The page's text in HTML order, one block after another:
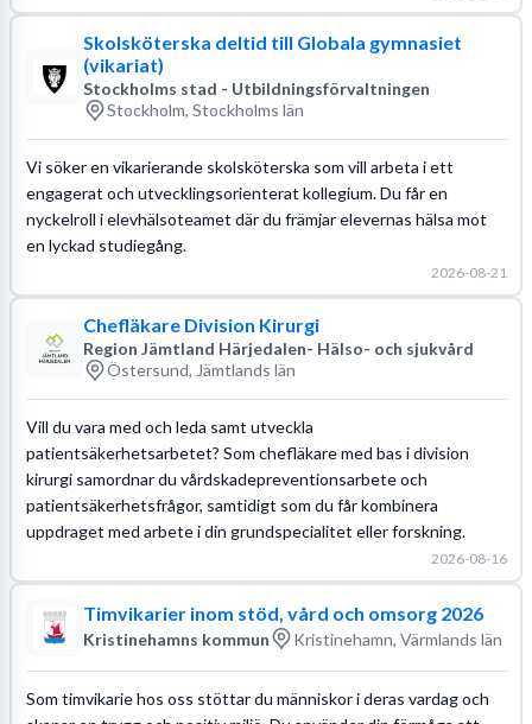
Skolsköterska deltid till Globala gymnasiet
(vikariat)
Stockholms stad - Utbildningsförvaltningen
Stockholm, Stockholms län
Vi söker en vikarierande skolsköterska som vill arbeta i ett
engagerat och utvecklingsorienterat kollegium. Du får en
nyckelroll i elevhälsoteamet där du främjar elevernas hälsa mot
en lyckad studiegång.
2026-08-21
Chefläkare Division Kirurgi
Region Jämtland Härjedalen- Hälso- och sjukvård
Östersund, Jämtlands län
Vill du vara med och leda samt utveckla
patientsäkerhetsarbetet? Som chefläkare med bas i division
kirurgi samordnar du vårdskadepreventionsarbete och
patientsäkerhetsfrågor, samtidigt som du får kombinera
uppdraget med arbete i din grundspecialitet eller forskning.
2026-08-16
Timvikarier inom stöd, vård och omsorg 2026
Kristinehamns kommun Kristinehamn, Värmlands län
Som timvikarie hos oss stöttar du människor i deras vardag och